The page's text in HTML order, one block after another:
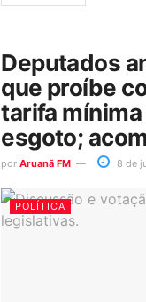
Deputados
que proíbe
tarifa
esgoto;
por Aruanã FM 8 de
POLÍTICA